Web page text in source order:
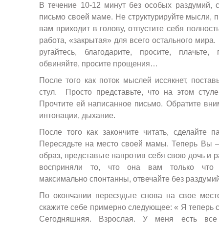
В течение 10-12 минут без особых раздумий,
письмо своей маме. Не структурируйте мысли,
вам приходит в голову, отпустите себя
работа, «закрытая» для всего остального
ругайтесь, благодарите, просите, плачьте,
обвиняйте, просите прощения…
После того как поток мыслей иссякнет,
стул. Просто представьте, что на этом
Прочтите ей написанное письмо. Обратите
интонации, дыхание.
После того как закончите читать, сделайте
Пересядьте на место своей мамы. Теперь Вы
образ, представьте напротив себя свою дочь и
восприняли то, что она вам только что
максимально спонтанны, отвечайте без
По окончании пересядьте снова на свое
скажите себе примерно следующее: « Я теперь
Сегодняшняя. Взрослая. У меня есть